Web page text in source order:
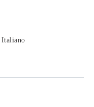
Italiano